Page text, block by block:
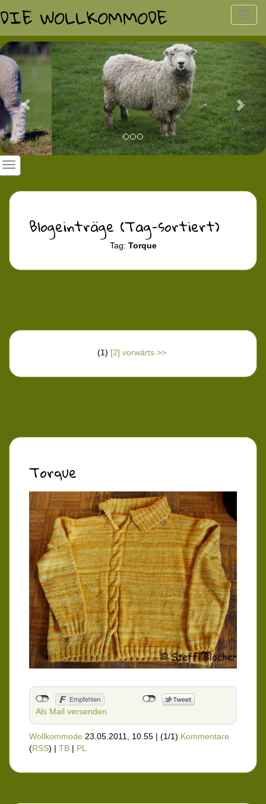
DIE WOLLKOMMODE
Previous
Blogeinträge (Tag-sortiert)
Tag: Torque
(1) [2] vorwärts >>
Torque
Als Mail versenden
Wollkommode 23.05.2011, 10.55 | (1/1) Kommentare
(RSS) | TB | PL